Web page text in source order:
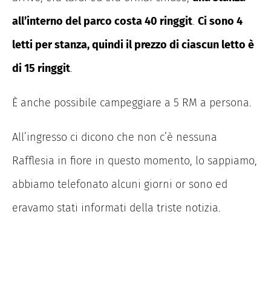
all’interno del parco costa 40 ringgit. Ci sono 4
letti per stanza, quindi il prezzo di ciascun letto è
di 15 ringgit.
È anche possibile campeggiare a 5 RM a persona.
All’ingresso ci dicono che non c’è nessuna
Rafflesia in fiore in questo momento, lo sappiamo,
abbiamo telefonato alcuni giorni or sono ed
eravamo stati informati della triste notizia.